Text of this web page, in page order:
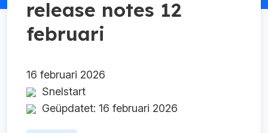
release notes 12
februari
16 februari 2026
Snelstart
Geüpdatet: 16 februari 2026